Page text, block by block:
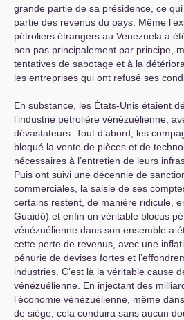
grande partie de sa présidence, ce
partie des revenus du pays. Même
pétroliers étrangers au Venezuela a
non pas principalement par principe,
tentatives de sabotage et à la
les entreprises qui ont refusé ses
En substance, les États-Unis étaient
l’industrie pétrolière vénézuélienne,
dévastateurs. Tout d’abord, les
bloqué la vente de pièces et de
nécessaires à l’entretien de leurs
Puis ont suivi une décennie de
commerciales, la saisie de ses
certains restent, de manière ridicule,
Guaidó) et enfin un véritable blocus
vénézuélienne dans son ensemble a
cette perte de revenus, avec une
pénurie de devises fortes et
industries. C’est là la véritable cause
vénézuélienne. En injectant des
l’économie vénézuélienne, même
de siège, cela conduira sans aucun